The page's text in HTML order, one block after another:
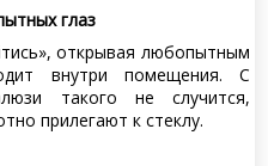
глаз
открывая любопытным
внутри помещения. С
такого не случится,
прилегают к стеклу.